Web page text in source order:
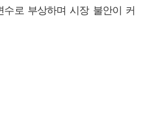
로 부상하며 시장 불안이 커